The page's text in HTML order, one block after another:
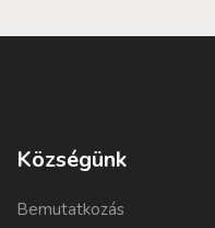
Községünk
Bemutatkozás